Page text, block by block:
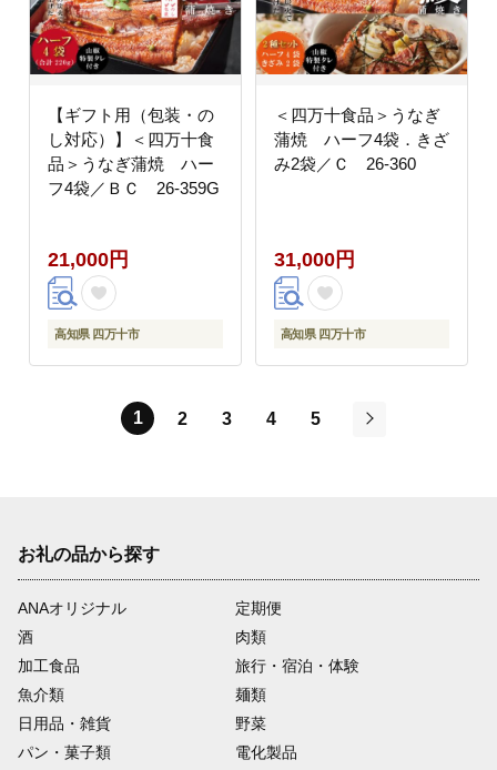
【ギフト用（包装・の
し対応）】＜四万十食
品＞うなぎ蒲焼 ハー
フ4袋／ＢＣ 26-359G
21,000円
高知県 四万十市
＜四万十食品＞うなぎ
蒲焼 ハーフ4袋．きざ
み2袋／Ｃ 26-360
31,000円
高知県 四万十市
1 2 3 4
5
お礼の品から探す
ANAオリジナル
定期便
酒
肉類
加工食品
旅行・宿泊・体験
魚介類
麺類
日用品・雑貨
野菜
パン・菓子類
電化製品